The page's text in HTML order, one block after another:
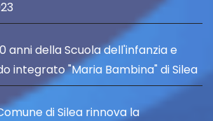
anni della Scuola dell'infanzia e
integrato "Maria Bambina" di Silea
di Silea rinnova la